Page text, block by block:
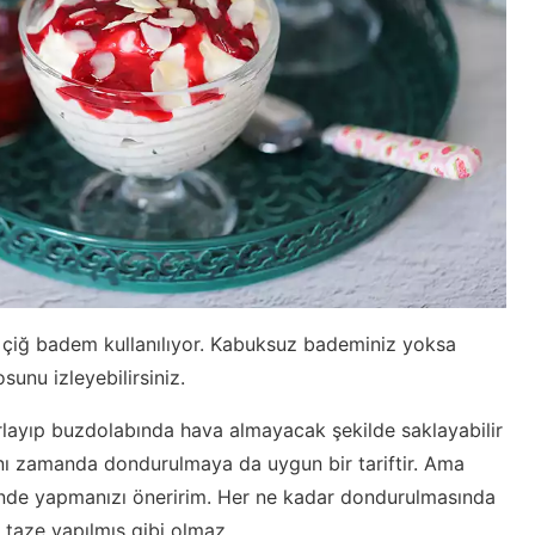
badem kullanılıyor. Kabuksuz bademiniz yoksa
izleyebilirsiniz.
buzdolabında hava almayacak şekilde saklayabilir
zamanda dondurulmaya da uygun bir tariftir. Ama
yapmanızı öneririm. Her ne kadar dondurulmasında
yapılmış gibi olmaz.